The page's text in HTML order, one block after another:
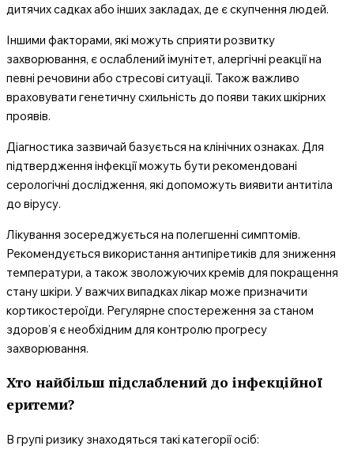
дитячих садках або інших закладах, де є скупчення людей.
Іншими факторами, які можуть сприяти розвитку
захворювання, є ослаблений імунітет, алергічні реакції на
певні речовини або стресові ситуації. Також важливо
враховувати генетичну схильність до появи таких шкірних
проявів.
Діагностика зазвичай базується на клінічних ознаках. Для
підтвердження інфекції можуть бути рекомендовані
серологічні дослідження, які допоможуть виявити антитіла
до вірусу.
Лікування зосереджується на полегшенні симптомів.
Рекомендується використання антипіретиків для зниження
температури, а також зволожуючих кремів для покращення
стану шкіри. У важчих випадках лікар може призначити
кортикостероїди. Регулярне спостереження за станом
здоров’я є необхідним для контролю прогресу
захворювання.
Хто найбільш підслаблений до інфекційної
еритеми?
В групі ризику знаходяться такі категорії осіб: